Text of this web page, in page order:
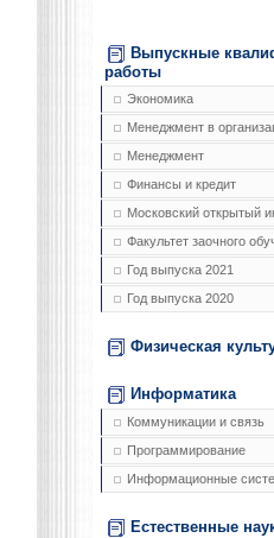
Выпускные
работы
Экономика
Менеджмент в
Менеджмент
Финансы и кредит
Московский открытый
Факультет заочного
Год выпуска 2021
Год выпуска 2020
Физическая
Информатика
Коммуникации и связь
Программирование
Информационные
Естественные